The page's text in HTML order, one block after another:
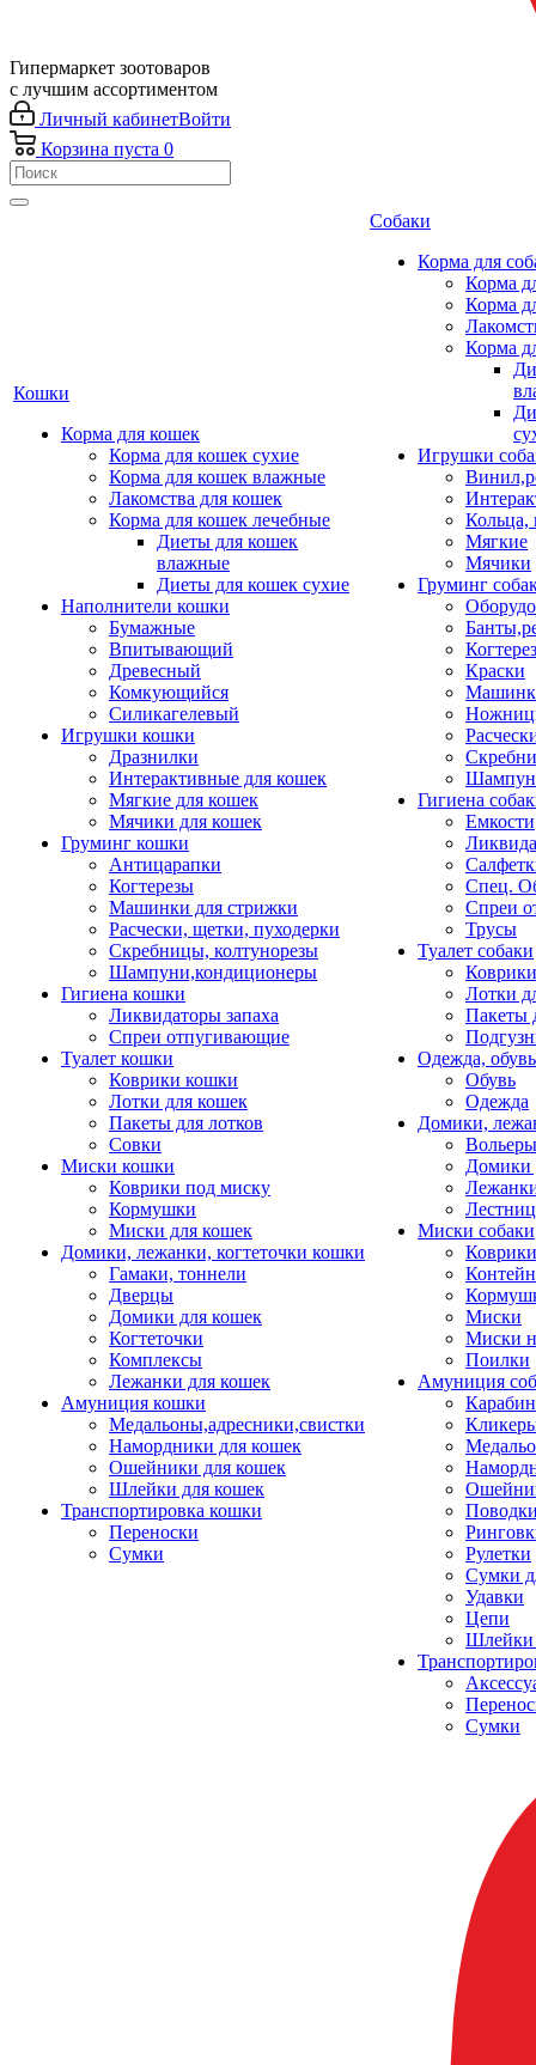
Гипермаркет зоотоваров
с лучшим ассортиментом
Личный кабинетВойти
Корзина пуста 0
Кошки
Корма для кошек
Корма для кошек сухие
Корма для кошек влажные
Лакомства для кошек
Корма для кошек лечебные
Диеты для кошек
влажные
Диеты для кошек сухие
Наполнители кошки
Бумажные
Впитывающий
Древесный
Комкующийся
Силикагелевый
Игрушки кошки
Дразнилки
Интерактивные для кошек
Мягкие для кошек
Мячики для кошек
Груминг кошки
Антицарапки
Когтерезы
Машинки для стрижки
Расчески, щетки, пуходерки
Скребницы, колтунорезы
Шампуни,кондиционеры
Гигиена кошки
Ликвидаторы запаха
Спреи отпугивающие
Туалет кошки
Коврики кошки
Лотки для кошек
Пакеты для лотков
Совки
Миски кошки
Коврики под миску
Кормушки
Миски для кошек
Домики, лежанки, когтеточки кошки
Гамаки, тоннели
Дверцы
Домики для кошек
Когтеточки
Комплексы
Лежанки для кошек
Амуниция кошки
Медальоны,адресники,свистки
Намордники для кошек
Ошейники для кошек
Шлейки для кошек
Транспортировка кошки
Переноски
Сумки
Собаки
Корма для
Корма
Корма
Корма
Игрушки
Кольца,
Мягкие
Мячики
Груминг
Краски
Гигиена
Емкости
Спец.
Спреи
Трусы
Туалет собаки
Коврики
Лотки
Пакеты
Одежда, обувь
Обувь
Одежда
Домики,
Домики
Миски собаки
Миски
Миски
Поилки
Амуниция
Рулетки
Сумки
Удавки
Цепи
Шлейки
Сумки